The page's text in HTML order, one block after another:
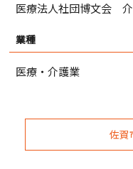
医療法人社団博文会
業種
医療・介護業
佐賀